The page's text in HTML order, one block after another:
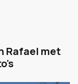
Rafael met